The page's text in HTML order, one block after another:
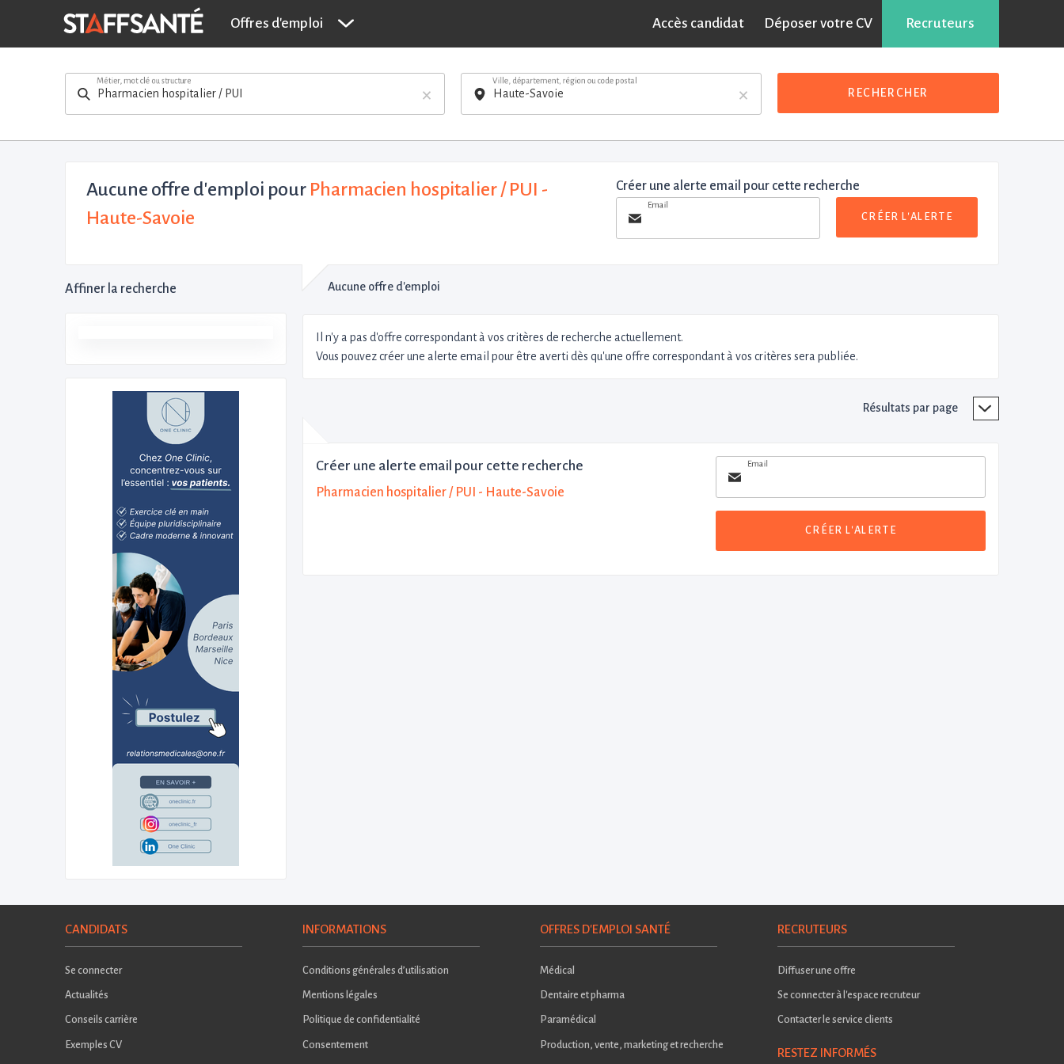
Offres d'emploi Accès candidat Déposer votre CV Recruteurs
×
Métier, mot clé ou structure
×
Ville, département, région ou code postal
RECHERCHER
Aucune offre d'emploi pour Pharmacien hospitalier / PUI -
Haute-Savoie
Créer une alerte email pour cette recherche
Email
CRÉER L'ALERTE
Affiner la recherche Aucune offre d'emploi
Il n'y a pas d'offre correspondant à vos critères de recherche actuellement.
Vous pouvez créer une alerte email pour être averti dès qu'une offre correspondant à vos critères sera publiée.
Résultats par page
Créer une alerte email pour cette recherche
Pharmacien hospitalier / PUI - Haute-Savoie
Email
CRÉER L'ALERTE
CANDIDATS
Se connecter
Actualités
Conseils carrière
Exemples CV
INFORMATIONS
Conditions générales d’utilisation
Mentions légales
Politique de confidentialité
Consentement
OFFRES D'EMPLOI SANTÉ
Médical
Dentaire et pharma
Paramédical
Production, vente, marketing et recherche
RECRUTEURS
Diffuser une offre
Se connecter à l'espace recruteur
Contacter le service clients
RESTEZ INFORMÉS